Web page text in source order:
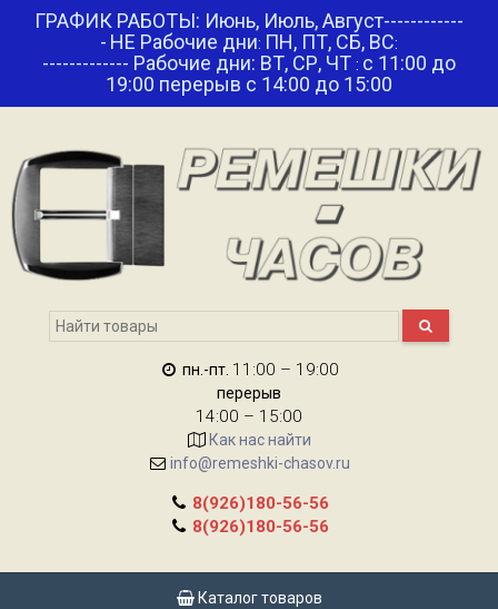
ГРАФИК РАБОТЫ: Июнь, Июль, Август------------
- НЕ Рабочие дни: ПН, ПТ, СБ, ВС:
------------- Рабочие дни: ВТ, СР, ЧТ : с 11:00 до
19:00 перерыв с 14:00 до 15:00
пн.-пт. 11:00 – 19:00
перерыв
14:00 – 15:00
Как нас найти
info@remeshki-chasov.ru
8(926)180-56-56
8(926)180-56-56
Каталог товаров